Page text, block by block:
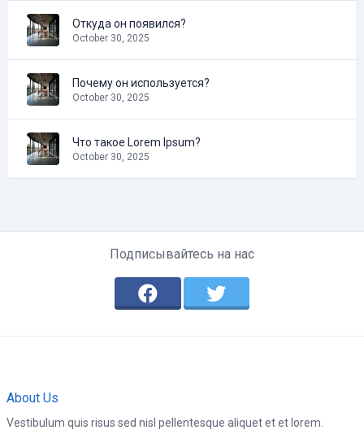
Откуда он появился?
October 30, 2025
Почему он используется?
October 30, 2025
Что такое Lorem Ipsum?
October 30, 2025
Подписывайтесь на нас
About Us
Vestibulum quis risus sed nisl pellentesque aliquet et et lorem.